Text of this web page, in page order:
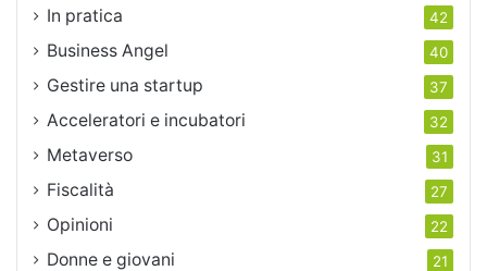
In pratica 42
Business Angel 40
Gestire una startup 37
Acceleratori e incubatori 32
Metaverso 31
Fiscalità 27
Opinioni 22
Donne e giovani 21